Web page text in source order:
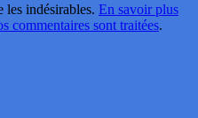
indésirables. En savoir plus
commentaires sont traitées.